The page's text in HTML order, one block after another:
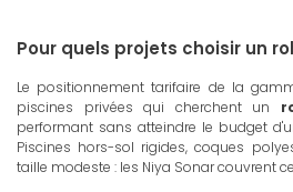
Pour quels projets choisir un
Le positionnement tarifaire de la
piscines privées qui cherchent un
performant sans atteindre le budget
Piscines hors-sol rigides, coques
taille modeste : les Niya Sonar couvrent